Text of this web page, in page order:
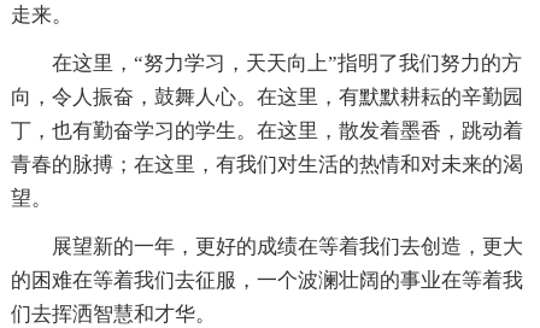
走来。
在这里，“努力学习，天天向上”指明了我们努力的方
向，令人振奋，鼓舞人心。在这里，有默默耕耘的辛勤园
丁，也有勤奋学习的学生。在这里，散发着墨香，跳动着
青春的脉搏；在这里，有我们对生活的热情和对未来的渴
望。
展望新的一年，更好的成绩在等着我们去创造，更大
的困难在等着我们去征服，一个波澜壮阔的事业在等着我
们去挥洒智慧和才华。